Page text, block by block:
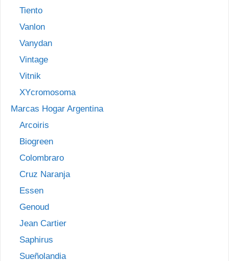
Tiento
Vanlon
Vanydan
Vintage
Vitnik
XYcromosoma
Marcas Hogar Argentina
Arcoiris
Biogreen
Colombraro
Cruz Naranja
Essen
Genoud
Jean Cartier
Saphirus
Sueñolandia